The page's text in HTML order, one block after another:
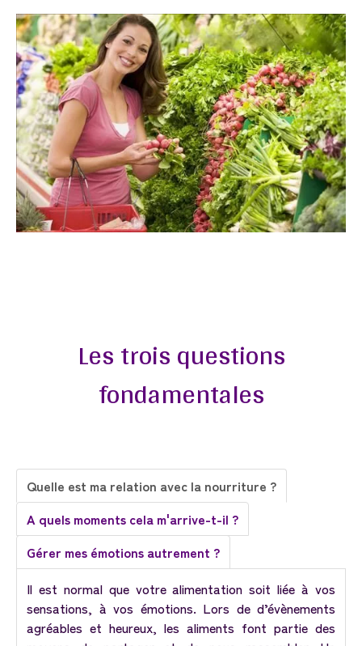
Lestroisquestions
fondamentales
Quelle est ma relation avec la nourriture ?
A quels moments cela m'arrive-t-il ?
Gérer mes émotions autrement ?
Il est normal que votre alimentation soit liée à vos
sensations, à vos émotions. Lors de d’évènements
agréables et heureux, les aliments font partie des